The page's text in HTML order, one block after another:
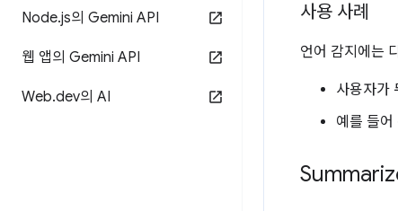
Node.js의 Gemini API
웹 앱의 Gemini API
Web.dev의 AI
사용 사례
언어 감지에는
사용자가
예를 들